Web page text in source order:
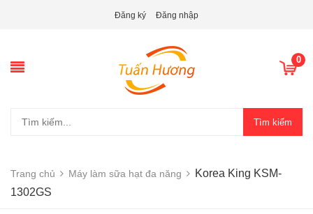
Đăng ký Đăng nhập
0
Tìm kiếm
Trang chủ Máy làm sữa hạt đa năng
Korea King KSM-
1302GS